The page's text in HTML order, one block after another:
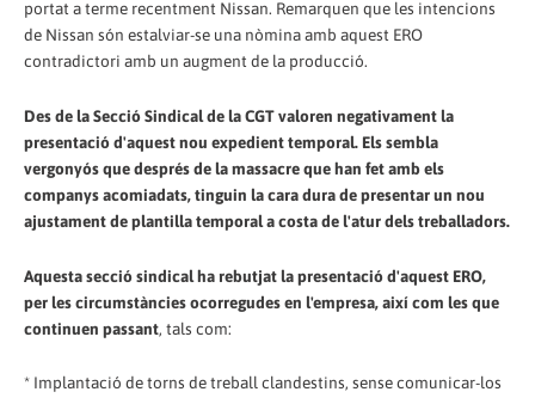
portat a terme recentment Nissan. Remarquen que les intencions
de Nissan són estalviar-se una nòmina amb aquest ERO
contradictori amb un augment de la producció.
Des de la Secció Sindical de la CGT valoren negativament la
presentació d'aquest nou expedient temporal. Els sembla
vergonyós que després de la massacre que han fet amb els
companys acomiadats, tinguin la cara dura de presentar un nou
ajustament de plantilla temporal a costa de l'atur dels treballadors.
Aquesta secció sindical ha rebutjat la presentació d'aquest ERO,
per les circumstàncies ocorregudes en l'empresa, així com les que
continuen passant, tals com:
* Implantació de torns de treball clandestins, sense comunicar-los